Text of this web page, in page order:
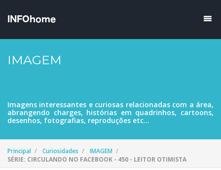
IMAGEM
Imagens interessantes e curiosas relacionadas com a área,
abrangendo charges, histórias em quadrinhos, cartoons,
desenhos, fotografias, reproduções etc...
Principal Curiosidades
IMAGEM
SÉRIE: CIRCULANDO NO FACEBOOK - 450 - LEITOR OTIMISTA